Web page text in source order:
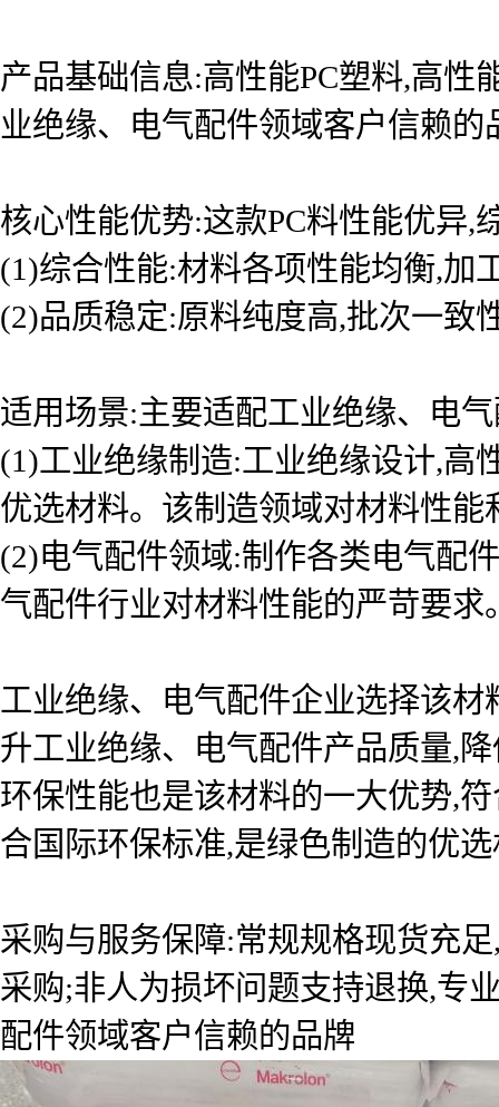
产品基础信息:高性能PC塑料,高性
业绝缘、电气配件领域客户信赖
核心性能优势:这款PC料性能优异,
(1)综合性能:材料各项性能均衡,加
(2)品质稳定:原料纯度高,批次一致
适用场景:主要适配工业绝缘、电
(1)工业绝缘制造:工业绝缘设计,高
优选材料。该制造领域对材料性
(2)电气配件领域:制作各类电气配
气配件行业对材料性能的严苛要
工业绝缘、电气配件企业选择该
升工业绝缘、电气配件产品质量,
环保性能也是该材料的一大优势,
合国际环保标准,是绿色制造的优
采购与服务保障:常规规格现货充
采购;非人为损坏问题支持退换,专
配件领域客户信赖的品牌